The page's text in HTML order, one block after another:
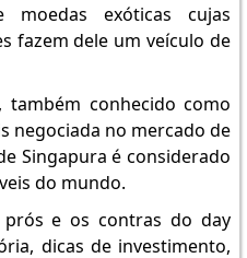
exóticas cujas
fazem dele um veículo de
também conhecido como
negociada no mercado de
Singapura é considerado
do mundo.
prós e os contras do day
dicas de investimento,